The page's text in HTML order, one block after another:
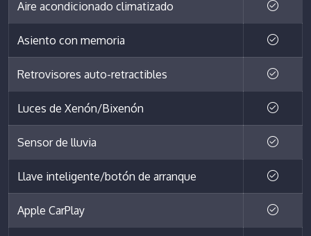
Aire acondicionado climatizado
Asiento con memoria
Retrovisores auto-retractibles
Luces de Xenón/Bixenón
Sensor de lluvia
Llave inteligente/botón de arranque
Apple CarPlay